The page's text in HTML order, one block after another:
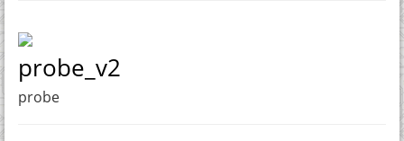
probe_v2
probe